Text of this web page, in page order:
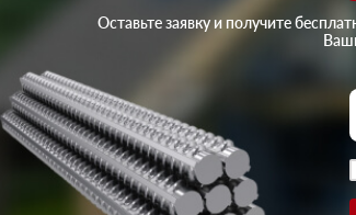
Оставьте заявку и получите